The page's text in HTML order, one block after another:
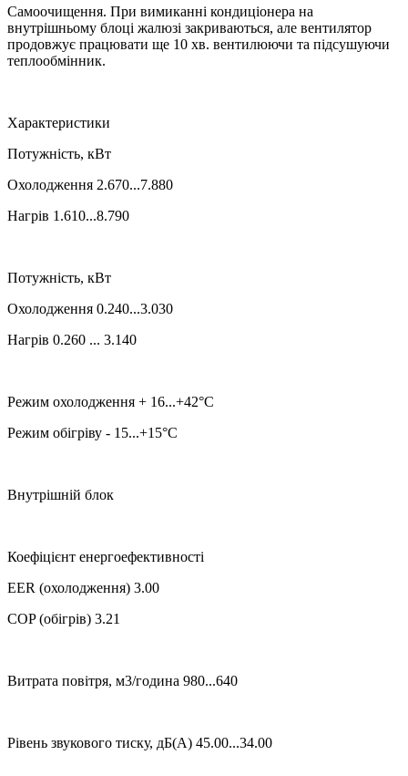
Самоочищення. При вимиканні кондиціонера на
внутрішньому блоці жалюзі закриваються, але вентилятор
продовжує працювати ще 10 хв. вентилюючи та підсушуючи
теплообмінник.
Характеристики
Потужність, кВт
Охолодження 2.670...7.880
Нагрів 1.610...8.790
Потужність, кВт
Охолодження 0.240...3.030
Нагрів 0.260 ... 3.140
Режим охолодження + 16...+42°C
Режим обігріву - 15...+15°C
Внутрішній блок
Коефіцієнт енергоефективності
EER (охолодження) 3.00
COP (обігрів) 3.21
Витрата повітря, м3/година 980...640
Рівень звукового тиску, дБ(А) 45.00...34.00